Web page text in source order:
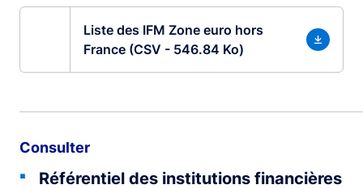
Liste des IFM Zone euro hors
France (CSV - 546.84 Ko)
Consulter
Référentiel des institutions financières